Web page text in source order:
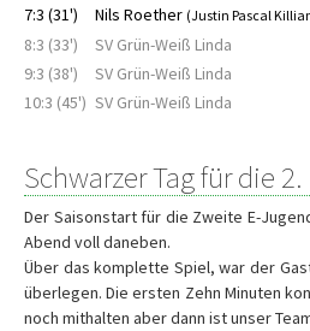
7:3 (31')
Nils Roether (Justin Pascal
8:3 (33')
SV Grün-Weiß Linda
9:3 (38')
SV Grün-Weiß Linda
10:3 (45') SV Grün-Weiß Linda
Schwarzer Tag für die
Der Saisonstart für die Zweite E-
Abend voll daneben.
Über das komplette Spiel, war der
überlegen. Die ersten Zehn Minuten
noch mithalten aber dann ist unser